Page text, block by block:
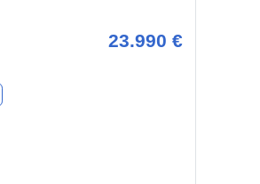
23.990 €